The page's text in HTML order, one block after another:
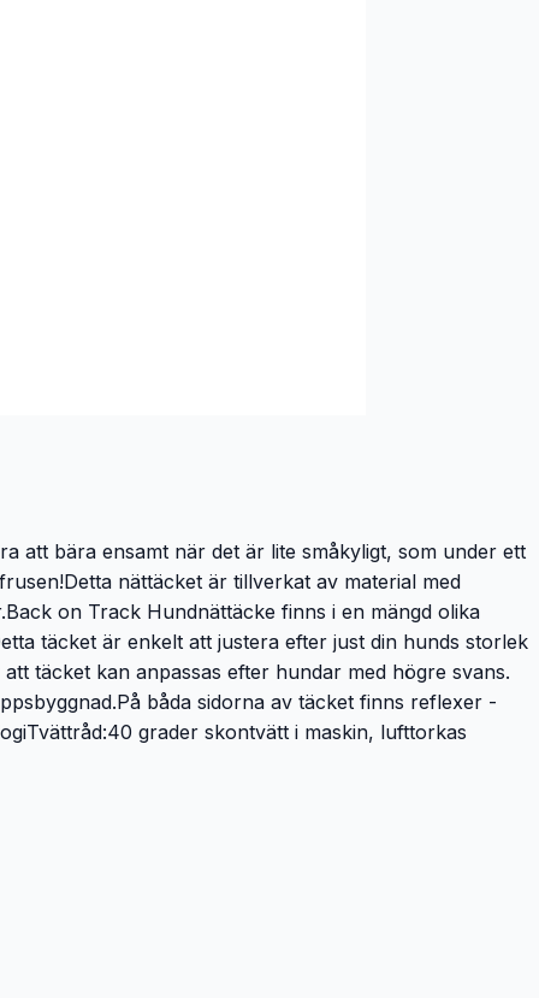
att bära ensamt när det är lite småkyligt, som under ett
nättäcket är tillverkat av material med
on Track Hundnättäcke finns i en mängd olika
täcket är enkelt att justera efter just din hunds storlek
täcket kan anpassas efter hundar med högre svans.
båda sidorna av täcket finns reflexer -
grader skontvätt i maskin, lufttorkas